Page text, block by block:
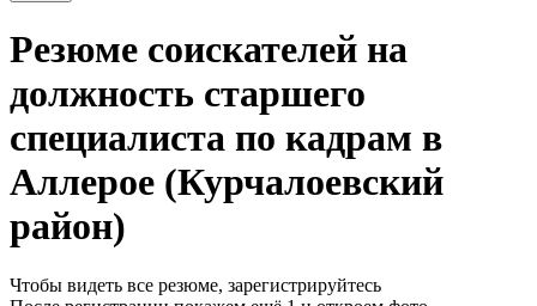
Резюме соискателей на
должность старшего
специалиста по кадрам в
Аллерое (Курчалоевский
район)
Чтобы видеть все резюме, зарегистрируйтесь